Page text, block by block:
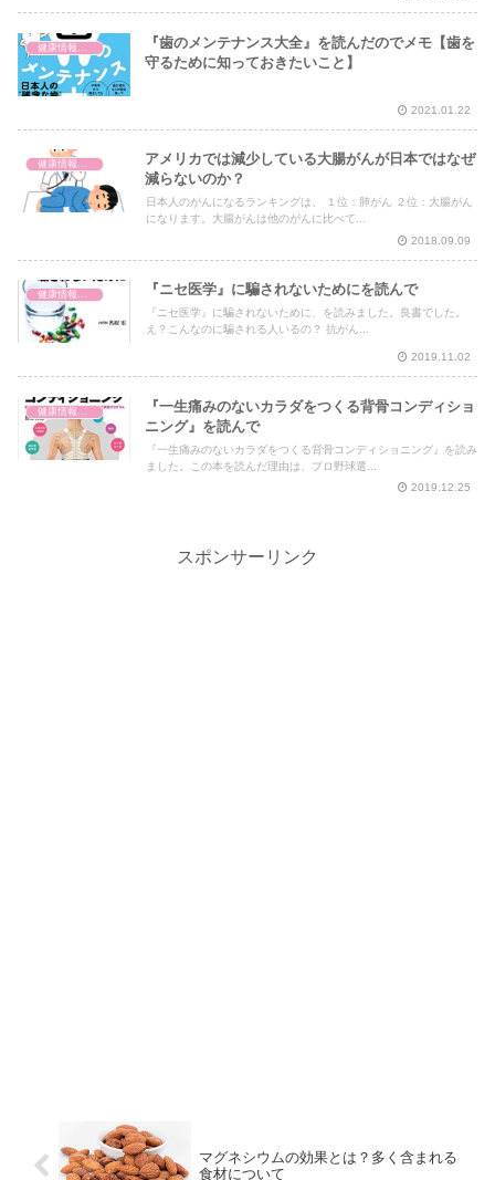
『歯のメンテナンス大全』を読んだのでメモ【歯を
守るために知っておきたいこと】
2021.01.22
健康情報の読み解き・考え方
アメリカでは減少している大腸がんが日本ではなぜ
減らないのか？
日本人のがんになるランキングは、 １位：肺がん ２位：大腸がん
になります。大腸がんは他のがんに比べて...
2018.09.09
健康情報の読み解き・考え方 『ニセ医学』に騙されないためにを読んで
『ニセ医学』に騙されないために、を読みました。良書でした。
え？こんなのに騙される人いるの？ 抗がん...
2019.11.02
健康情報の読み解き・考え方
『一生痛みのないカラダをつくる背骨コンディショ
ニング』を読んで
『一生痛みのないカラダをつくる背骨コンディショニング』を読み
ました。この本を読んだ理由は、プロ野球選...
2019.12.25
スポンサーリンク
マグネシウムの効果とは？多く含まれる
食材について